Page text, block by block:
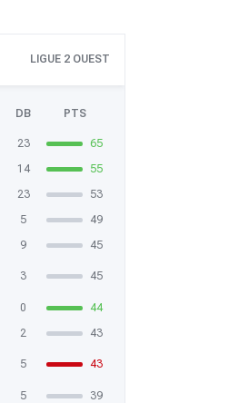
LIGUE 2 OUEST
DB PTS
23
65
14
55
23
53
5
49
9 45
3 45
0
44
2 43
5 43
5
39